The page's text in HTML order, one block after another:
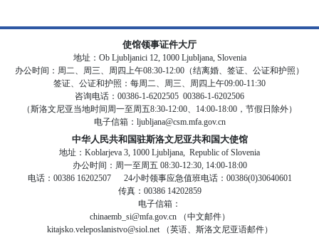
中华人民共和国驻斯洛文尼亚共和国大使馆
地址：Koblarjeva 3, 1000 Ljubljana, Republic of Slovenia
办公时间：周一至周五 08:30-12:30, 14:00-18:00
电话：00386 16202507 24小时领事应急值班电话：00386(0)30640601
传真：00386 14202859
电子信箱：
chinaemb_si@mfa.gov.cn （中文邮件）
kitajsko.veleposlanistvo@siol.net （英语、斯洛文尼亚语邮件）
使馆领事证件大厅
地址：Ob Ljubljanici 12, 1000 Ljubljana, Slovenia
办公时间：周二、周三、周四上午08:30-12:00（结离婚、签证、公证和护照）
签证、公证和护照：每周二、周三、周四上午09:00-11:30
咨询电话：00386-1-6202505 00386-1-6202506
（斯洛文尼亚当地时间周一至周五8:30-12:00、14:00-18:00，节假日除外）
电子信箱：ljubljana@csm.mfa.gov.cn